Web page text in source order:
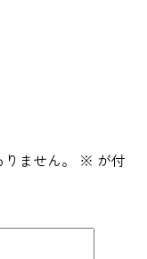
ません。 ※ が付